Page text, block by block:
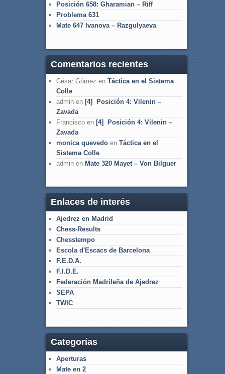
Posición 658: Gharamian – Riff
Problema 631
Mate 647 Ivanova – Razgulyaeva
Comentarios recientes
César Gómez en Táctica en el Sistema
Colle
adminen [4] Posición 4: Vilenin –
Zavada
Franciscoen [4] Posición 4: Vilenin –
Zavada
monica quevedoen Táctica en el
Sistema Colle
adminen Mate 320 Mayet – Von Bilguer
Enlaces de interés
Ajedrez en Madrid
Chess-Results
Chesstempo
Escola d'Escacs de Barcelona
F.E.D.A.
F.I.D.E.
Federación Madrileña de Ajedrez
SEPA
TWIC
Categorías
Aperturas
Mate en 2